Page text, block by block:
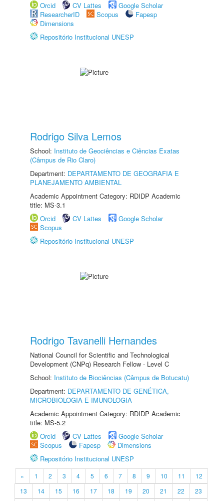
Orcid
CV Lattes
Google Scholar
ResearcherID
Scopus
Fapesp
Dimensions
Repositório Institucional UNESP
Rodrigo Silva Lemos
School: Instituto de Geociências e Ciências Exatas
(Câmpus de Rio Claro)
Department: DEPARTAMENTO DE GEOGRAFIA E
PLANEJAMENTO AMBIENTAL
Academic Appointment Category: RDIDP Academic
title: MS-3.1
Orcid
CV Lattes
Google Scholar
Scopus
Repositório Institucional UNESP
Rodrigo Tavanelli Hernandes
National Council for Scientific and Technological
Development (CNPq) Research Fellow - Level C
School: Instituto de Biociências (Câmpus de Botucatu)
Department: DEPARTAMENTO DE GENÉTICA,
MICROBIOLOGIA E IMUNOLOGIA
Academic Appointment Category: RDIDP Academic
title: MS-5.2
Orcid
CV Lattes
Google Scholar
Scopus
Fapesp
Dimensions
Repositório Institucional UNESP
« 1 2 3 4 5 6 7 8 9 10 11
12
13
14 15 16 17 18 19 20 21 22
23